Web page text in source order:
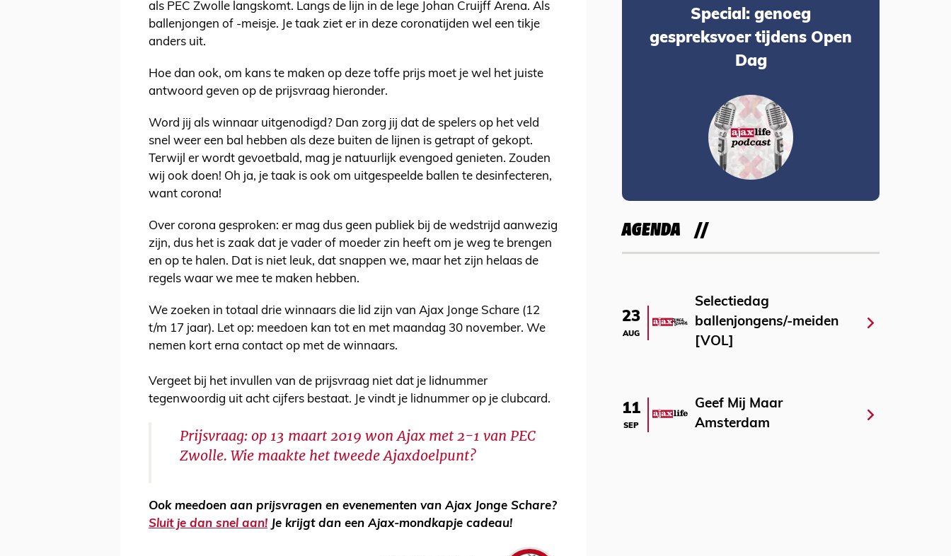
als PEC Zwolle langskomt. Langs de lijn in de lege Johan Cruijff Arena. Als
ballenjongen of -meisje. Je taak ziet er in deze coronatijden wel een tikje
anders uit.
Hoe dan ook, om kans te maken op deze toffe prijs moet je wel het juiste
antwoord geven op de prijsvraag hieronder.
Word jij als winnaar uitgenodigd? Dan zorg jij dat de spelers op het veld
snel weer een bal hebben als deze buiten de lijnen is getrapt of gekopt.
Terwijl er wordt gevoetbald, mag je natuurlijk evengoed genieten. Zouden
wij ook doen! Oh ja, je taak is ook om uitgespeelde ballen te desinfecteren,
want corona!
Over corona gesproken: er mag dus geen publiek bij de wedstrijd aanwezig
zijn, dus het is zaak dat je vader of moeder zin heeft om je weg te brengen
en op te halen. Dat is niet leuk, dat snappen we, maar het zijn helaas de
regels waar we mee te maken hebben.
We zoeken in totaal drie winnaars die lid zijn van Ajax Jonge Schare (12
t/m 17 jaar). Let op: meedoen kan tot en met maandag 30 november. We
nemen kort erna contact op met de winnaars.
Vergeet bij het invullen van de prijsvraag niet dat je lidnummer
tegenwoordig uit acht cijfers bestaat. Je vindt je lidnummer op je clubcard.
Prijsvraag: op 13 maart 2019 won Ajax met 2-1 van PEC
Zwolle. Wie maakte het tweede Ajaxdoelpunt?
Ook meedoen aan prijsvragen en evenementen van Ajax Jonge Schare?
Sluit je dan snel aan! Je krijgt dan een Ajax-mondkapje cadeau!
Special: genoeg
gespreksvoer tijdens Open
Dag
AGENDA
23
AUG
Selectiedag
ballenjongens/-meiden
[VOL]
11
SEP
Geef Mij Maar
Amsterdam